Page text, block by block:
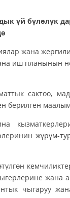
үй бүлөлүк
жана
иш планынын
сактоо,
берилген
жүрүм-
чыгаруу